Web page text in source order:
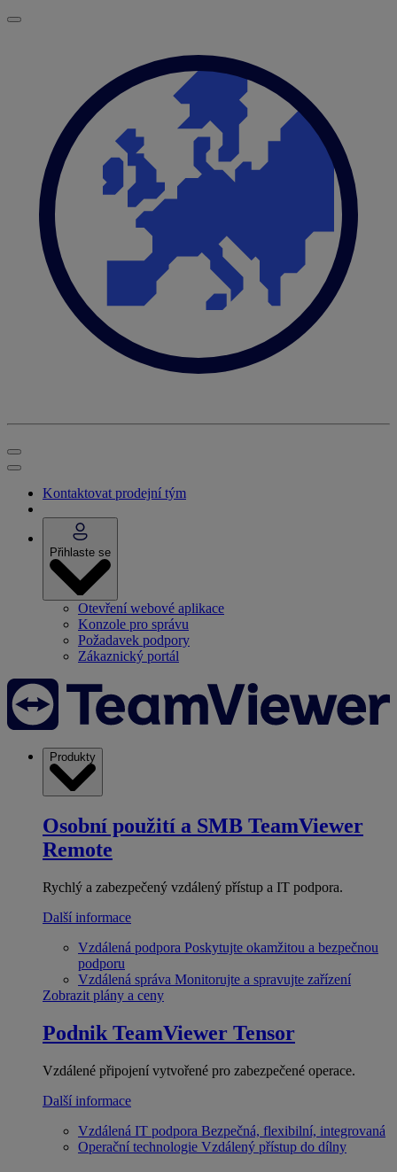
Kontaktovat prodejní tým
Přihlaste se
Otevření webové aplikace
Konzole pro správu
Požadavek podpory
Zákaznický portál
Produkty
Osobní použití a SMB TeamViewer
Remote
Rychlý a zabezpečený vzdálený přístup a IT podpora.
Další informace
Vzdálená podpora Poskytujte okamžitou a bezpečnou
podporu
Vzdálená správa Monitorujte a spravujte zařízení
Zobrazit plány a ceny
Podnik TeamViewer Tensor
Vzdálené připojení vytvořené pro zabezpečené operace.
Další informace
Vzdálená IT podpora Bezpečná, flexibilní, integrovaná
Operační technologie Vzdálený přístup do dílny